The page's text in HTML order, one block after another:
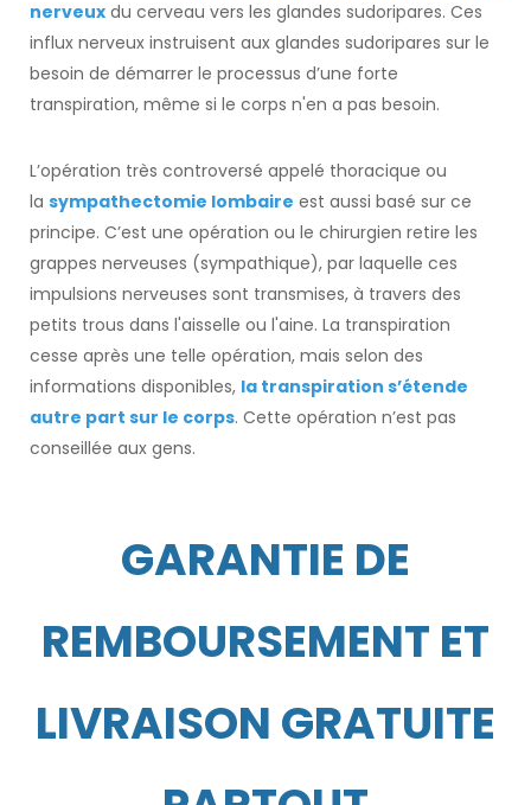
nerveux du cerveau vers les glandes sudoripares. Ces
influx nerveux instruisent aux glandes sudoripares sur le
besoin de démarrer le processus d’une forte
transpiration, même si le corps n'en a pas besoin.
L’opération très controversé appelé thoracique ou
la sympathectomie lombaire est aussi basé sur ce
principe. C’est une opération ou le chirurgien retire les
grappes nerveuses (sympathique), par laquelle ces
impulsions nerveuses sont transmises, à travers des
petits trous dans l'aisselle ou l'aine. La transpiration
cesse après une telle opération, mais selon des
informations disponibles, la transpiration s’étende
autre part sur le corps. Cette opération n’est pas
conseillée aux gens.
GARANTIE DE
REMBOURSEMENT ET
LIVRAISON GRATUITE